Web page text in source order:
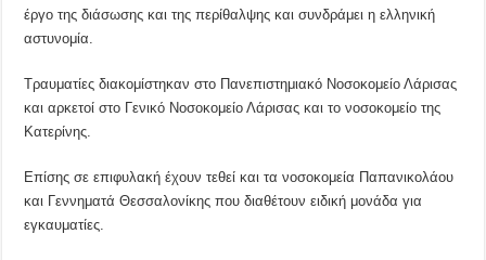
έργο της διάσωσης και της περίθαλψης και συνδράμει η ελληνική
αστυνομία.
Τραυματίες διακομίστηκαν στο Πανεπιστημιακό Νοσοκομείο Λάρισας
και αρκετοί στο Γενικό Νοσοκομείο Λάρισας και το νοσοκομείο της
Κατερίνης.
Επίσης σε επιφυλακή έχουν τεθεί και τα νοσοκομεία Παπανικολάου
και Γεννηματά Θεσσαλονίκης που διαθέτουν ειδική μονάδα για
εγκαυματίες.